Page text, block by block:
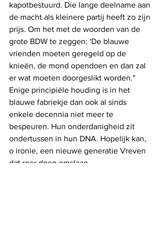
kapotbestuurd. Die lange deelname aan
de macht als kleinere partij heeft zo zijn
prijs. Om het met de woorden van de
grote BDW te zeggen: 'De blauwe
vrienden moeten geregeld op de
knieën, de mond opendoen en dan zal
er wat moeten doorgeslikt worden."
Enige principiële houding is in het
blauwe fabriekje dan ook al sinds
enkele decennia niet meer te
bespeuren. Hun onderdanigheid zit
ondertussen in hun DNA. Hopelijk kan,
o ironie, een nieuwe generatie Vreven
dat roer doen omslaan.